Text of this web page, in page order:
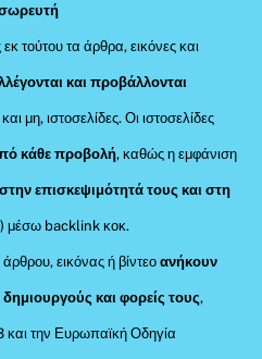
τούτου τα άρθρα, εικόνες και
και προβάλλονται
μη, ιστοσελίδες. Οι ιστοσελίδες
κάθε προβολή, καθώς η εμφάνιση
επισκεψιμότητά τους και στη
μέσω backlink κοκ.
εικόνας ή βίντεοανήκουν
και φορείς τους,
την Ευρωπαϊκή Οδηγία